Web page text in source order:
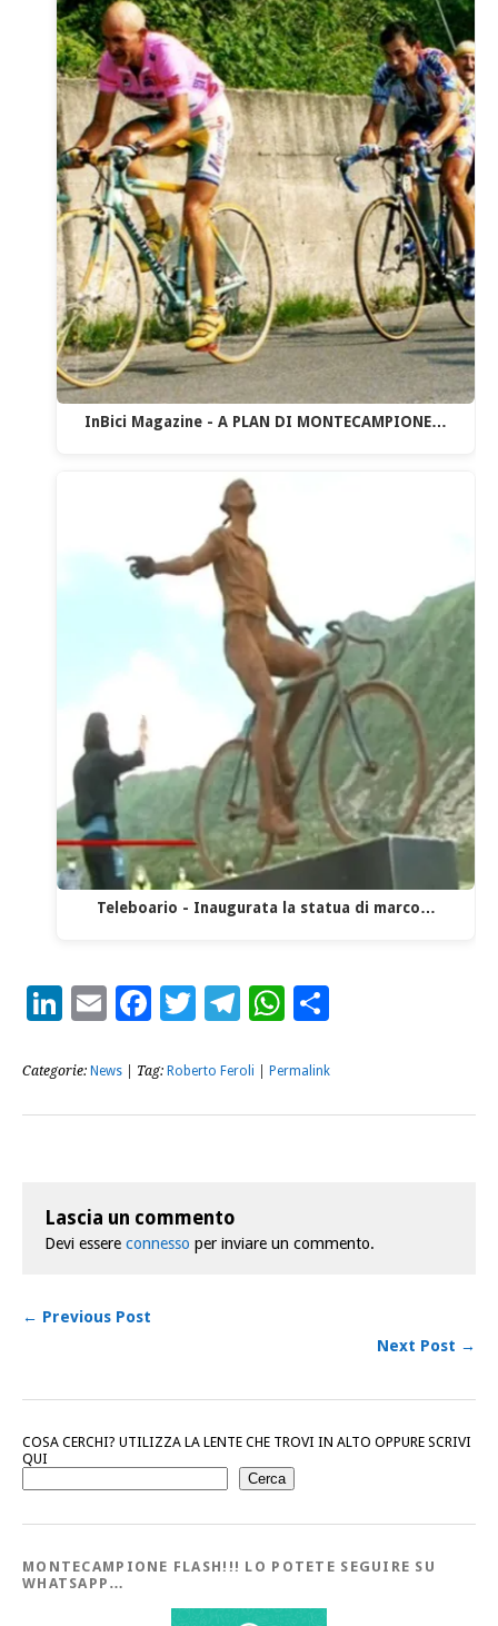
InBici Magazine - A PLAN DI MONTECAMPIONE…
Teleboario - Inaugurata la statua di marco…
LinkedIn
EmailFacebook
Twitter
Telegram
WhatsApp
Categorie: News | Tag: Roberto Feroli Permalink
Lascia un commento
Devi essere connesso per inviare un commento.
← Previous Post
Next Post →
COSA CERCHI? UTILIZZA LA LENTE CHE TROVI IN ALTO OPPURE SCRIVI
QUI
Cerca
MONTECAMPIONE FLASH!!! LO POTETE SEGUIRE SU
WHATSAPP…